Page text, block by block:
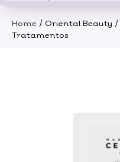
Home / Oriental Beauty /
Tratamentos